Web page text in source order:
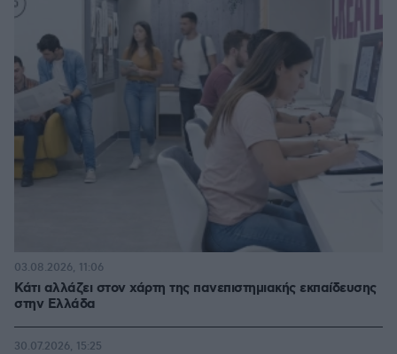
Κάτι αλλάζει στον χάρτη της πανεπιστημιακής εκπαίδευσης
στην Ελλάδα
03.08.2026, 11:06
30.07.2026, 15:25